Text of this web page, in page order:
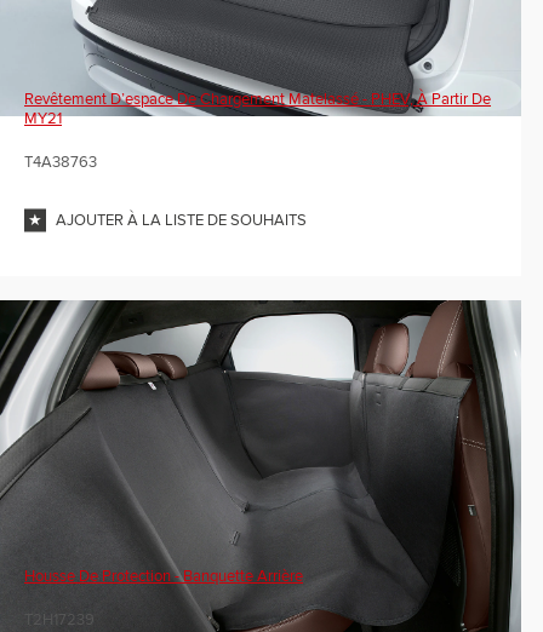
Revêtement D’espace De Chargement Matelassé - PHEV, À Partir De
MY21
T4A38763
AJOUTER À LA LISTE DE SOUHAITS
Housse De Protection - Banquette Arrière
T2H17239